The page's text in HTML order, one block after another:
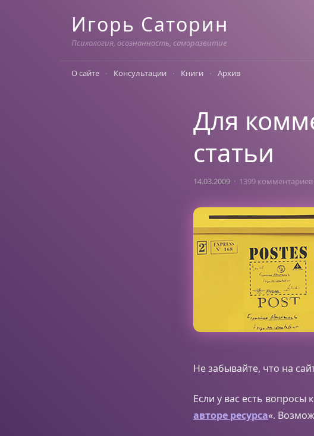
Игорь Саторин
Психология, осознанность, саморазвитие
О сайте Консультации Книги Архив
Для
статьи
14.03.2009 1399 комментариев
Не забывайте, что на
Если у вас есть вопросы
авторе ресурса«.